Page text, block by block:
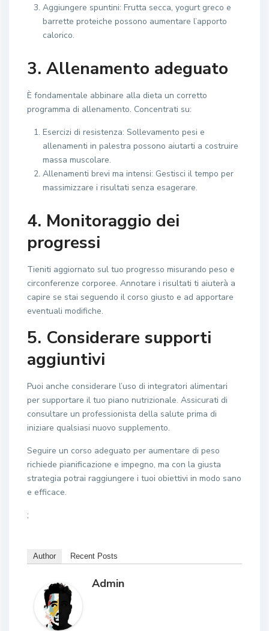
Aggiungere spuntini: Frutta secca, yogurt greco e
barrette proteiche possono aumentare l’apporto
calorico.
3. Allenamento adeguato
È fondamentale abbinare alla dieta un corretto
programma di allenamento. Concentrati su:
Esercizi di resistenza: Sollevamento pesi e
allenamenti in palestra possono aiutarti a costruire
massa muscolare.
Allenamenti brevi ma intensi: Gestisci il tempo per
massimizzare i risultati senza esagerare.
4. Monitoraggio dei
progressi
Tieniti aggiornato sul tuo progresso misurando peso e
circonferenze corporee. Annotare i risultati ti aiuterà a
capire se stai seguendo il corso giusto e ad apportare
eventuali modifiche.
5. Considerare supporti
aggiuntivi
Puoi anche considerare l’uso di integratori alimentari
per supportare il tuo piano nutrizionale. Assicurati di
consultare un professionista della salute prima di
iniziare qualsiasi nuovo supplemento.
Seguire un corso adeguato per aumentare di peso
richiede pianificazione e impegno, ma con la giusta
strategia potrai raggiungere i tuoi obiettivi in modo sano
e efficace.
;
Author Recent Posts
Admin